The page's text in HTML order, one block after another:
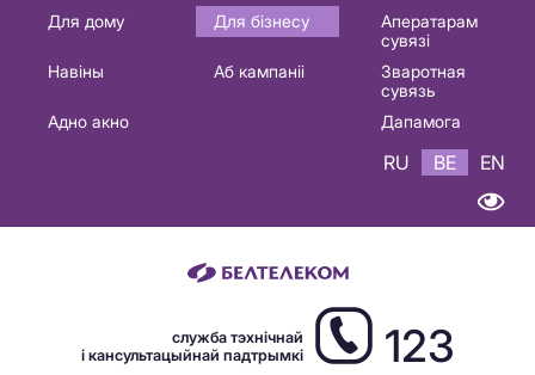
Основная
навигация
Для дому Для бізнесу
Аператарам
сувязі
Навіны
Аб кампаніі
Зваротная
сувязь
Адно акно
Дапамога
RU BE EN
служба тэхнічнай
і кансультацыйнай падтрымкі
123